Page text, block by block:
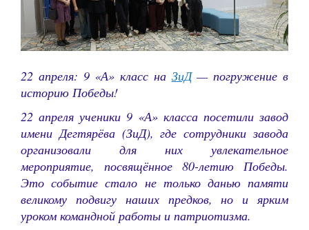
22 апреля: 9 «А» класс на ЗиД— погружение в
историю Победы!
22 апреля ученики 9 «А» класса посетили завод
имени Дегтярёва (ЗиД), где сотрудники завода
организовали для них увлекательное
мероприятие, посвящённое 80-летию Победы.
Это событие стало не только данью памяти
великому подвигу наших предков, но и ярким
уроком командной работы и патриотизма.